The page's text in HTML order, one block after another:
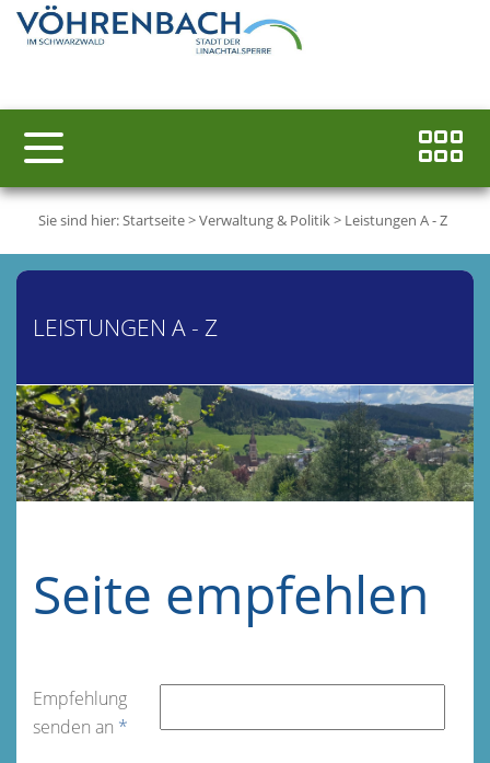
Sie sind hier:Startseite>Verwaltung & Politik> Leistungen A - Z
LEISTUNGEN A - Z
Seite empfehlen
Empfehlung
senden an *